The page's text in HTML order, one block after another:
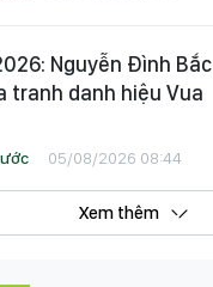
Nguyễn Đình Bắc
tranh danh hiệu Vua
05/08/2026 08:44
Xem thêm